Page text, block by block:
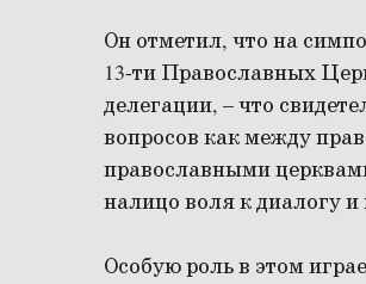
Он отметил, что на
13-ти Православных
делегации, – что
вопросов как между
православными
налицо воля к диалогу
Особую роль в этом